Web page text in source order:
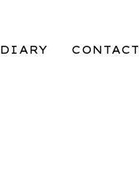
DIARY CONTACT